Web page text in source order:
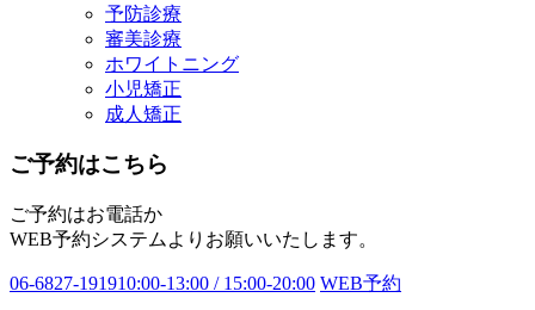
予防診療
審美診療
ホワイトニング
小児矯正
成人矯正
ご予約はこちら
ご予約はお電話か
WEB予約システムよりお願いいたします。
06-6827-191910:00-13:00 / 15:00-20:00 WEB予約